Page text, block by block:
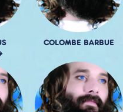
COLOMBE BARBUE